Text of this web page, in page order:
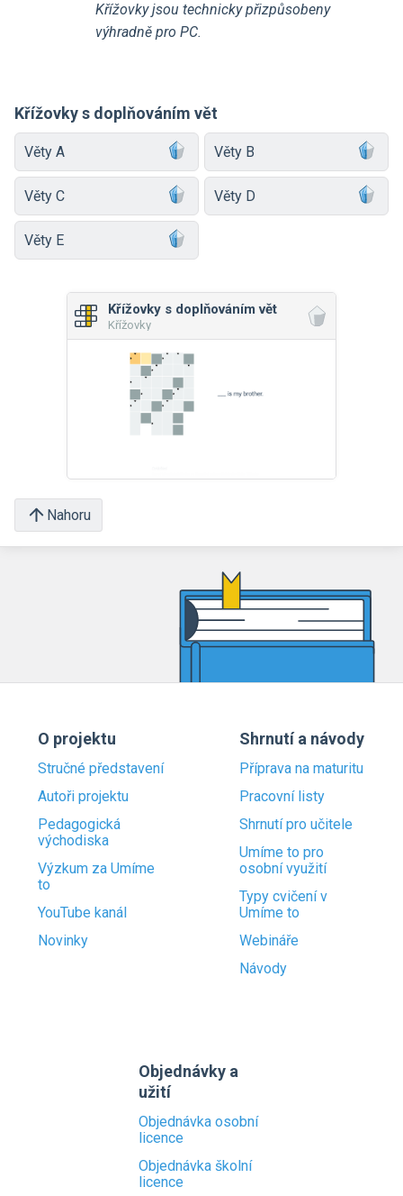
Křížovky jsou technicky přizpůsobeny
výhradně pro PC.
Křížovky s doplňováním vět
Věty A Věty B
Věty C Věty D
Věty E
Křížovky s doplňováním vět
Křížovky
Nahoru
O projektu
Stručné představení
Autoři projektu
Pedagogická
východiska
Výzkum za Umíme
to
YouTube kanál
Novinky
Shrnutí a návody
Příprava na maturitu
Pracovní listy
Shrnutí pro učitele
Umíme to pro
osobní využití
Typy cvičení v
Umíme to
Webináře
Návody
Objednávky a
užití
Objednávka osobní
licence
Objednávka školní
licence